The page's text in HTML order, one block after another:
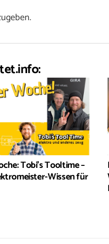
Tobi’s Tooltime –
Wissen für